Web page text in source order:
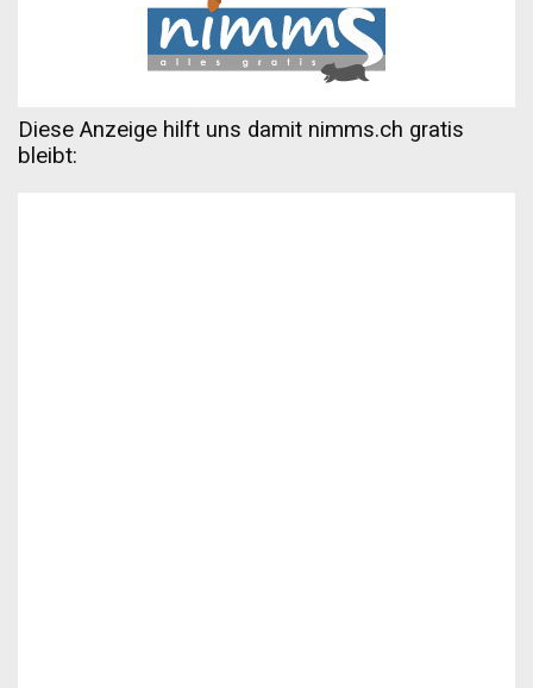
Diese Anzeige hilft uns damit nimms.ch gratis
bleibt: